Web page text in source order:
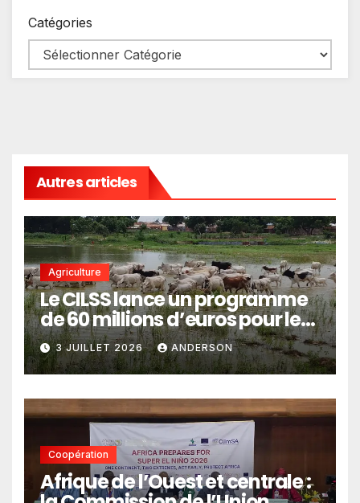
Catégories
Autres articles
Agriculture
Le CILSS lance un programme
de 60 millions d’euros pour le
pastoralisme
3 JUILLET 2026 ANDERSON
Coopération
Afrique de l’Ouest et centrale :